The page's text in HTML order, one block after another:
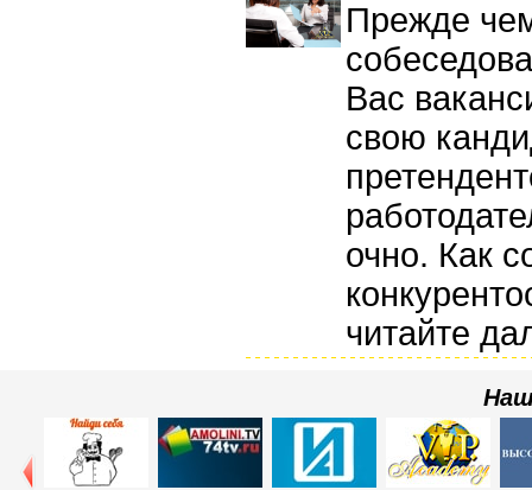
Прежде
Вас
свою
очно. Как
читайте